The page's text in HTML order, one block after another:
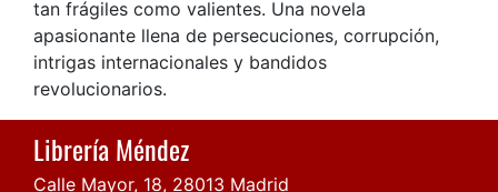
tan frágiles como valientes. Una novela
apasionante llena de persecuciones, corrupción,
intrigas internacionales y bandidos
revolucionarios.
Librería Méndez
Calle Mayor, 18, 28013 Madrid